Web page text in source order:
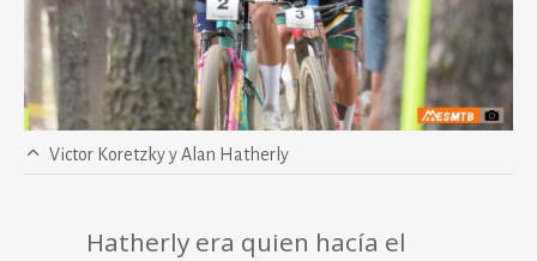
Victor Koretzky y Alan Hatherly
Hatherly era quien hacía el